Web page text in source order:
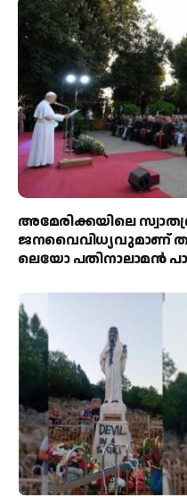
അമേരിക്കയിലെ
ജനവൈവിധ്യവുമാണ്
ലെയോ പതിനാലാമൻ